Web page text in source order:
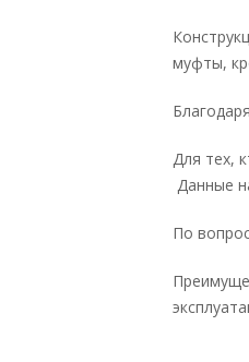
муфты,
Для тех,
Данные
По